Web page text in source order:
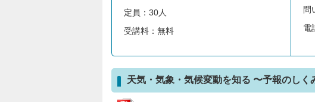
定員：30人
受講料：無料
問
電
天気・気象・気候変動を知る 〜予報のしく